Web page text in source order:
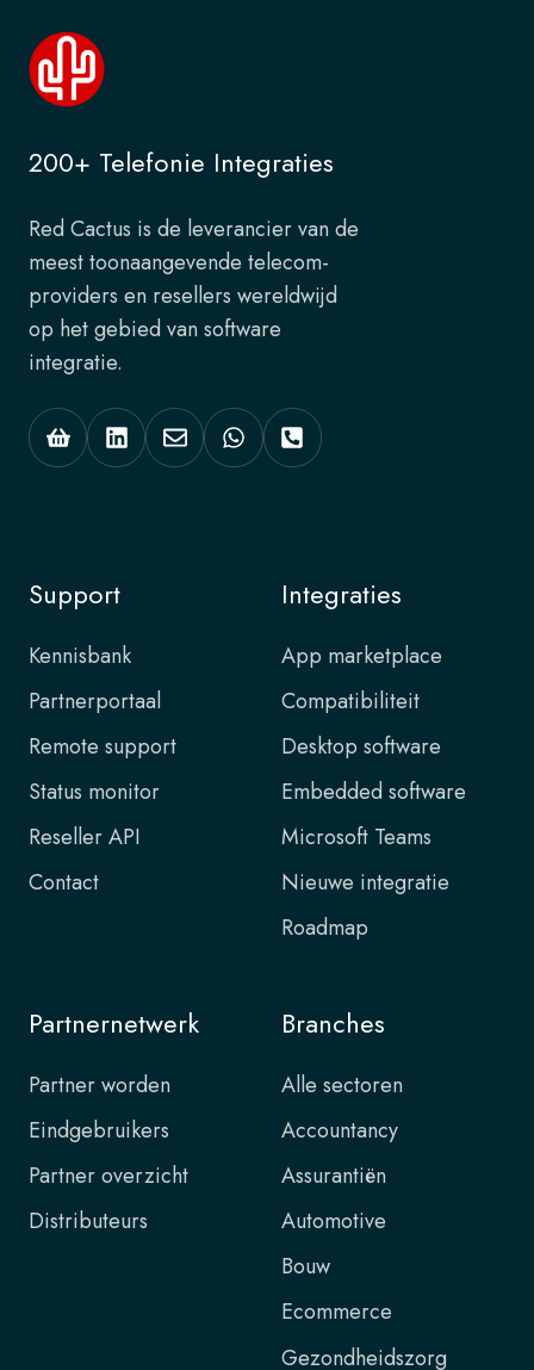
200+ Telefonie Integraties
Red Cactus is de leverancier van de
meest toonaangevende telecom-
providers en resellers wereldwijd
op het gebied van software
integratie.
Support
Kennisbank
Partnerportaal
Remote support
Status monitor
Reseller API
Contact
Integraties
App marketplace
Compatibiliteit
Desktop software
Embedded software
Microsoft Teams
Nieuwe integratie
Roadmap
Partnernetwerk
Partner worden
Eindgebruikers
Partner overzicht
Distributeurs
Branches
Alle sectoren
Accountancy
Assurantiën
Automotive
Bouw
Ecommerce
Gezondheidszorg